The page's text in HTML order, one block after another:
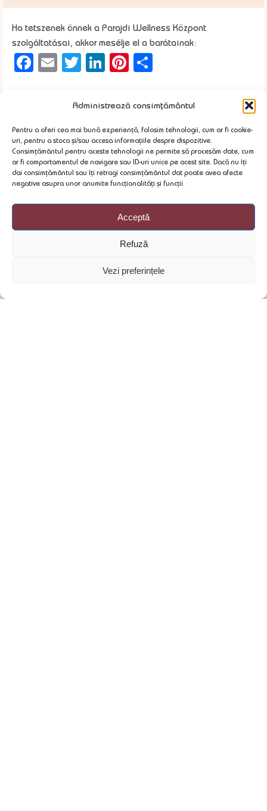
Administrează consimțământul
Pentru a oferi cea mai bună experiență, folosim tehnologii, cum ar fi cookie-
uri, pentru a stoca și/sau accesa informațiile despre dispozitive.
Consimțământul pentru aceste tehnologii ne permite să procesăm date, cum
ar fi comportamentul de navigare sau ID-uri unice pe acest site. Dacă nu îți
dai consimțământul sau îți retragi consimțământul dat poate avea afecte
negative asupra unor anumite funcționalități și funcții.
Acceptă
Refuză
Vezi preferințele
Ha tetszenek önnek a Parajdi Wellness Központ
szolgáltatásai, akkor mesélje el a barátainak:
Facebook
EmailTwitter
LinkedIn
Pinterest
Legfrissebb hírek
20+20 Wellness Ajándékutalvány – Ajándékozzon több élményt,
miközben Parajdot is támogatja!
2026.07.06.
2026 Május 1-3 - Mini vakáció
Húsvéti vakáció a Parajdi Wellness Központban - 2026
Síelési vakáció a Parajdi Wellness Központban!